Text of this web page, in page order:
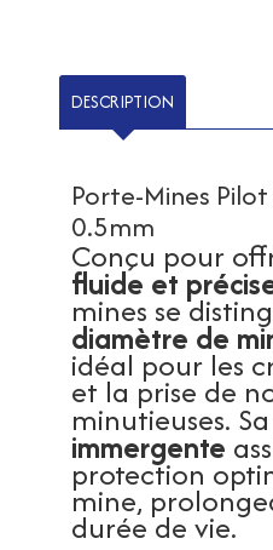
DESCRIPTION
Porte-Mines
0.5mm
Conçu pour
fluide et
mines se
diamètre de
idéal pour les
et la prise de
minutieuses. Sa
immergente
protection
mine,
durée de vie.